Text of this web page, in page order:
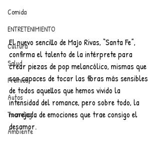
Comida
ENTRETENIMIENTO
Cultura
Salud
Premios
Autos
Tecnología
Ambiente
El nuevo sencillo de Majo Rivas, “Santa Fe”,
confirma el talento de la intérprete para
crear piezas de pop melancólico, mismas que
son capaces de tocar las fibras más sensibles
de todos aquellos que hemos vivido la
intensidad del romance, pero sobre todo, la
marejada de emociones que trae consigo el
desamor.